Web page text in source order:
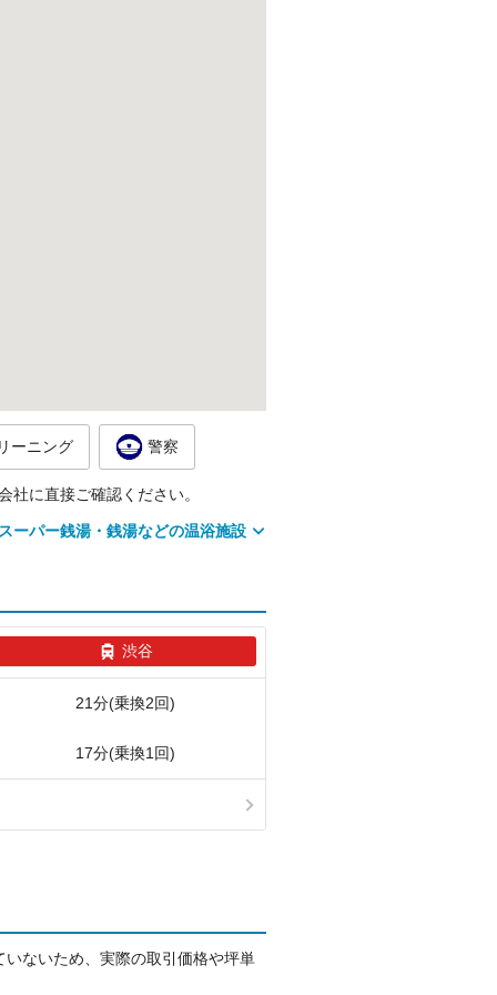
ーニング 警察
に直接ご確認ください。
ーパー銭湯・銭湯などの温浴施設
渋谷
21分(乗換2回)
17分(乗換1回)
ないため、実際の取引価格や坪単